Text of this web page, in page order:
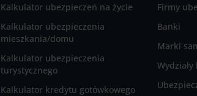
Kalkulator ubezpieczeń na życie
Kalkulator ubezpieczenia
mieszkania/domu
Kalkulator ubezpieczenia
turystycznego
Kalkulator kredytu gotówkowego
Firmy
Banki
Marki